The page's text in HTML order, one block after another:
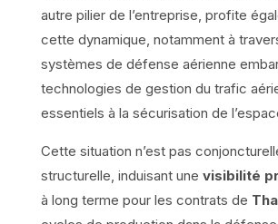
autre pilier de l’entreprise, profite
cette dynamique, notamment à
systèmes de défense aérienne
technologies de gestion du trafic
essentiels à la sécurisation de
Cette situation n’est pas
structurelle, induisant une visibilité
à long terme pour les contrats de